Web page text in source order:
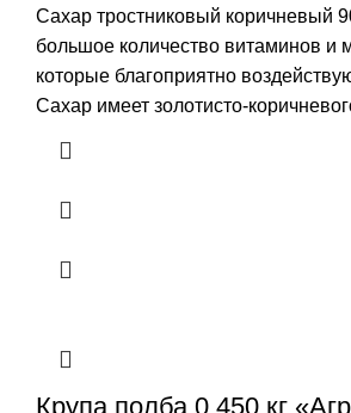
Сахар тростниковый коричневый
большое количество витаминов и
которые благоприятно
Сахар имеет золотисто-
Крупа полба 0,450 кг